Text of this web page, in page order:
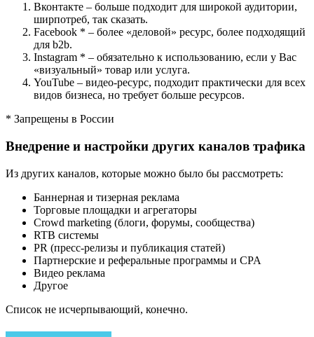
Вконтакте – больше подходит для широкой аудитории,
ширпотреб, так сказать.
Facebook * – более «деловой» ресурс, более подходящий
для b2b.
Instagram * – обязательно к использованию, если у Вас
«визуальный» товар или услуга.
YouTube – видео-ресурс, подходит практически для всех
видов бизнеса, но требует больше ресурсов.
* Запрещены в России
Внедрение и настройки других каналов трафика
Из других каналов, которые можно было бы рассмотреть:
Баннерная и тизерная реклама
Торговые площадки и агрегаторы
Crowd marketing (блоги, форумы, сообщества)
RTB системы
PR (пресс-релизы и публикация статей)
Партнерские и реферальные программы и CPA
Видео реклама
Другое
Список не исчерпывающий, конечно.